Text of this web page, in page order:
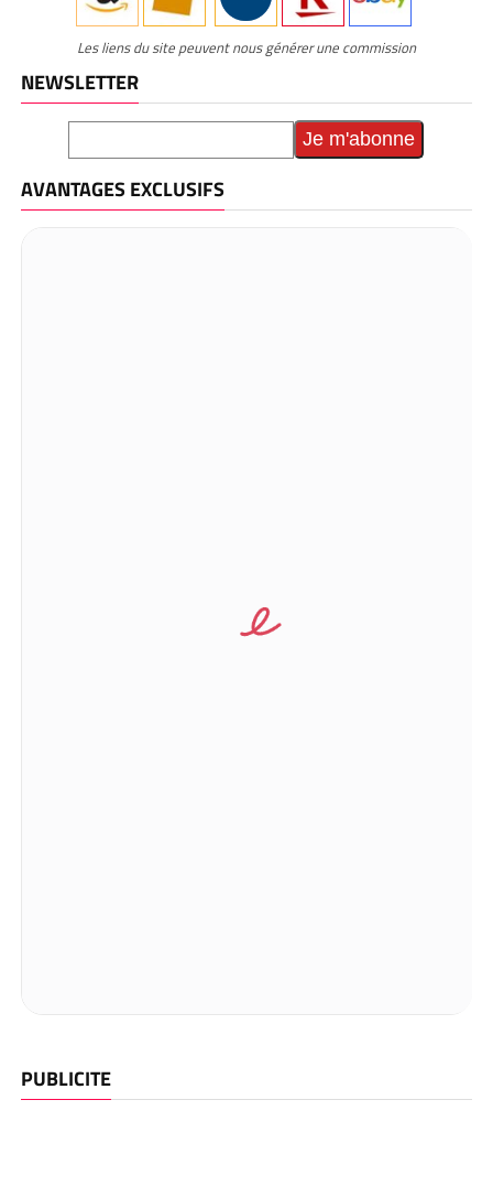
Les liens du site peuvent nous générer une commission
NEWSLETTER
AVANTAGES EXCLUSIFS
PUBLICITE